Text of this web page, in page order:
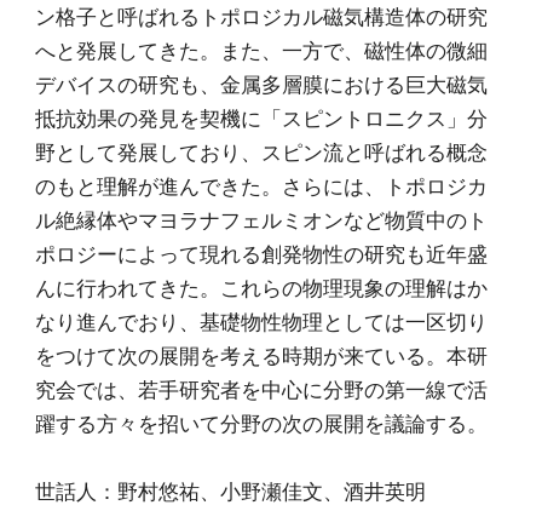
ン格子と呼ばれるトポロジカル磁気構造体の研究
へと発展してきた。また、一方で、磁性体の微細
デバイスの研究も、金属多層膜における巨大磁気
抵抗効果の発見を契機に「スピントロニクス」分
野として発展しており、スピン流と呼ばれる概念
のもと理解が進んできた。さらには、トポロジカ
ル絶縁体やマヨラナフェルミオンなど物質中のト
ポロジーによって現れる創発物性の研究も近年盛
んに行われてきた。これらの物理現象の理解はか
なり進んでおり、基礎物性物理としては一区切り
をつけて次の展開を考える時期が来ている。本研
究会では、若手研究者を中心に分野の第一線で活
躍する方々を招いて分野の次の展開を議論する。
世話人：野村悠祐、小野瀬佳文、酒井英明